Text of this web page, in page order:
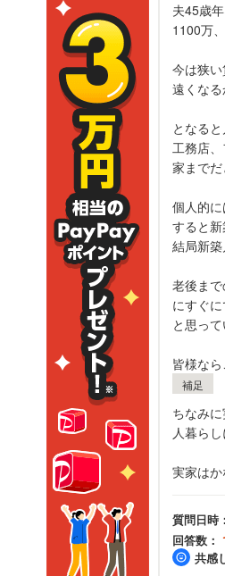
夫45歳
1100万
今は狭
遠くなる
となる
工務店
家まで
個人的
すると
結局新築
老後ま
にすぐ
と思っ
皆様な
補足
ちなみ
人暮ら
実家は
質問日時：
回答数：
共感